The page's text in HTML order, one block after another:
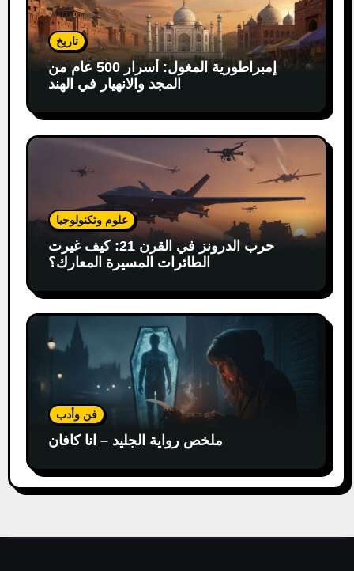
تاريخ
إمبراطورية المغول: أسرار 500 عام من
المجد والانهيار في الهند
علوم وتكنولوجيا
حرب الدرونز في القرن 21: كيف غيرت
الطائرات المسيرة المعارك؟
فن وأدب
ملخص رواية الجليد – آنا كافان